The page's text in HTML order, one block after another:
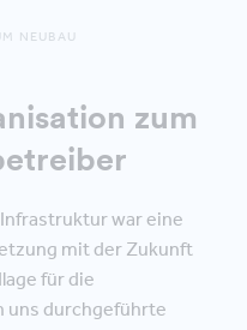
NEUBAU
zum
war eine
mit der Zukunft
für die
uns durchgeführte